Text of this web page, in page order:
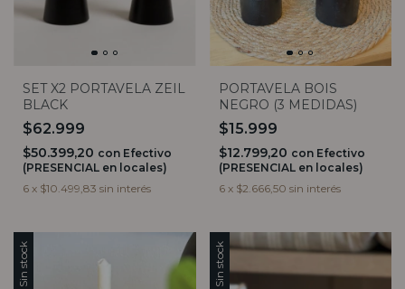
SET X2 PORTAVELA ZEIL
BLACK
$62.999
$50.399,20 con Efectivo
(PRESENCIAL en locales)
6 x $10.499,83 sin interés
PORTAVELA BOIS
NEGRO (3 MEDIDAS)
$15.999
$12.799,20 con Efectivo
(PRESENCIAL en locales)
6 x $2.666,50 sin interés
Sin stock Sin stock